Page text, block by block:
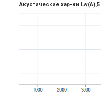
Акустические хар-ки Lw(A),5